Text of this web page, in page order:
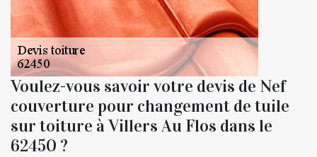
Voulez-vous savoir votre devis de Nef
couverture pour changement de tuile
sur toiture à Villers Au Flos dans le
62450 ?